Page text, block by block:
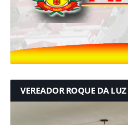
VEREADOR ROQUE DA LUZ